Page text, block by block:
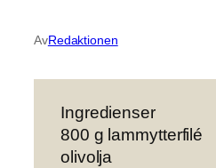
AvRedaktionen
Ingredienser
800 g lammytterfilé
olivolja